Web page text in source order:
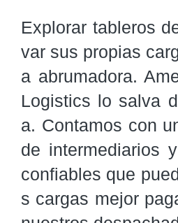
Explorar tableros
var sus propias
a abrumadora.
Logistics lo salva
a. Contamos con
de intermediarios
confiables que
s cargas mejor